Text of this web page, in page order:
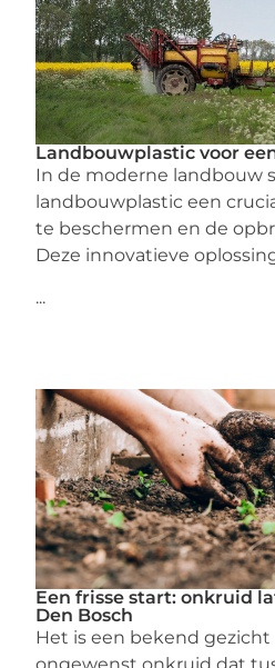
Landbouwplastic voor
In de moderne landbouw
landbouwplastic een
te beschermen en de
Deze innovatieve
...
Een frisse start: onkruid
Den Bosch
Het is een bekend